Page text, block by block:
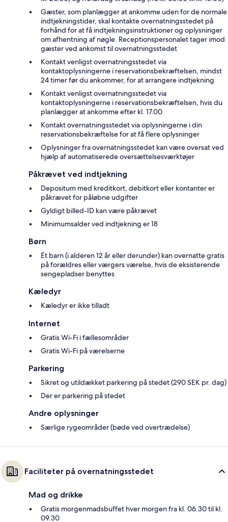
Gæster, som planlægger at ankomme uden for de normale
indtjekningstider, skal kontakte overnatningsstedet på
forhånd for at få indtjekningsinstruktioner og oplysninger
om afhentning af nøgle. Receptionspersonalet tager imod
gæster ved ankomst til overnatningsstedet
Kontakt venligst overnatningsstedet via
kontaktoplysningerne i reservationsbekræftelsen, mindst
24 timer før du ankommer, for at arrangere indtjekning
Kontakt venligst overnatningsstedet via
kontaktoplysningerne i reservationsbekræftelsen, hvis du
planlægger at ankomme efter kl. 17.00
Kontakt overnatningsstedet via oplysningerne i din
reservationsbekræftelse for at få flere oplysninger
Oplysninger fra overnatningsstedet kan være oversat ved
hjælp af automatiserede oversættelsesværktøjer
Påkrævet ved indtjekning
Depositum med kreditkort, debitkort eller kontanter er
påkrævet for påløbne udgifter
Gyldigt billed-ID kan være påkrævet
Minimumsalder ved indtjekning er 18
Børn
Ét barn (i alderen 12 år eller derunder) kan overnatte gratis
på forældres eller værgers værelse, hvis de eksisterende
sengepladser benyttes
Kæledyr
Kæledyr er ikke tilladt
Internet
Gratis Wi-Fi i fællesområder
Gratis Wi-Fi på værelserne
Parkering
Sikret og utildækket parkering på stedet (290 SEK pr. dag)
Der er parkering på stedet
Andre oplysninger
Særlige rygeområder (bøde ved overtrædelse)
Faciliteter på overnatningsstedet
Mad og drikke
Gratis morgenmadsbuffet hver morgen fra kl. 06.30 til kl.
09.30